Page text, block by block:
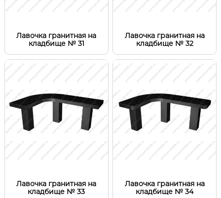
Лавочка гранитная на
кладбище № 31
Лавочка гранитная на
кладбище № 32
Лавочка гранитная на
кладбище № 33
Лавочка гранитная на
кладбище № 34